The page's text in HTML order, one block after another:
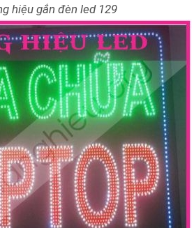
hiệu gắn đèn led 129